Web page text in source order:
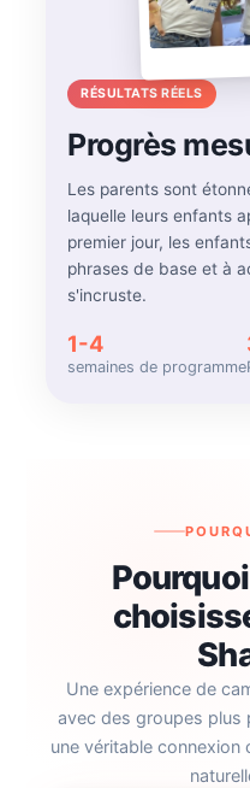
RÉSULTATS RÉELS
Progrès
Les parents sont
laquelle leurs enfants
premier jour, les
phrases de base et à
s'incruste.
1-4
semaines de programme
Une expérience de
avec des groupes plus
une véritable connexion